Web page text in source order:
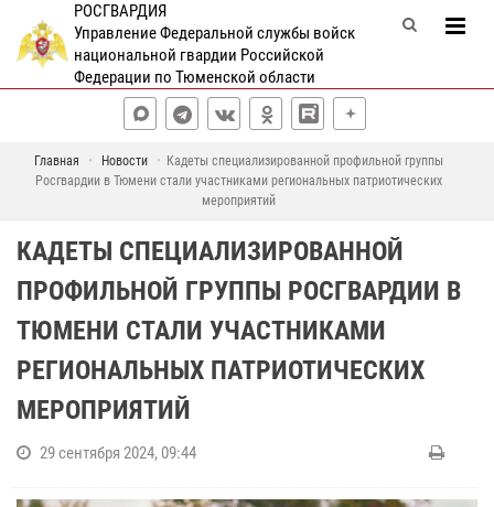
РОСГВАРДИЯ
Управление Федеральной службы войск
национальной гвардии Российской
Федерации по Тюменской области
Главная Новости
Кадеты специализированной профильной группы
Росгвардии в Тюмени стали участниками региональных патриотических
мероприятий
КАДЕТЫ СПЕЦИАЛИЗИРОВАННОЙ
ПРОФИЛЬНОЙ ГРУППЫ РОСГВАРДИИ В
ТЮМЕНИ СТАЛИ УЧАСТНИКАМИ
РЕГИОНАЛЬНЫХ ПАТРИОТИЧЕСКИХ
МЕРОПРИЯТИЙ
29 сентября 2024, 09:44